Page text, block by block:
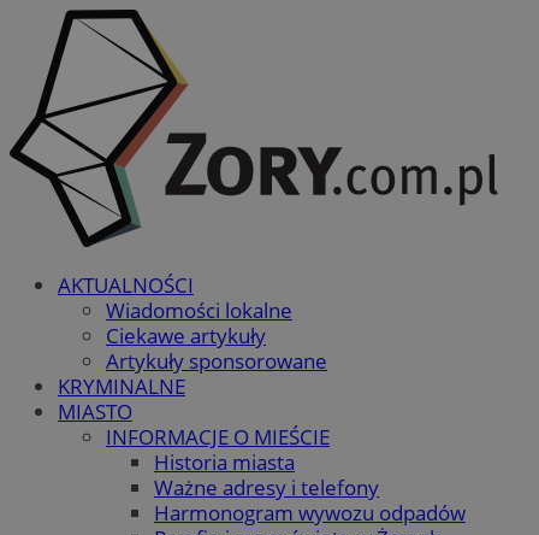
AKTUALNOŚCI
Wiadomości lokalne
Ciekawe artykuły
Artykuły sponsorowane
KRYMINALNE
MIASTO
INFORMACJE O MIEŚCIE
Historia miasta
Ważne adresy i telefony
Harmonogram wywozu odpadów